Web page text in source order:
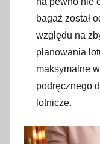
bagaż został
względu na
planowania
maksymalne
podręcznego
lotnicze.